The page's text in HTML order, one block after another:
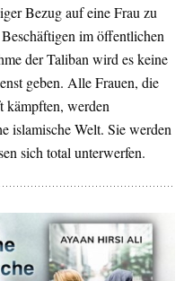
Bezug auf eine Frau zu
im öffentlichen
der Taliban wird es keine
geben. Alle Frauen, die
kämpften, werden
islamische Welt. Sie werden
sich total unterwerfen.